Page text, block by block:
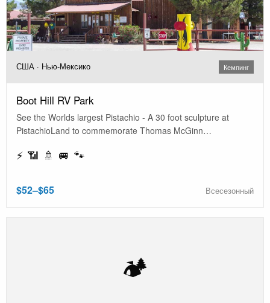
США · Нью-Мексико Кемпинг
Boot Hill RV Park
See the Worlds largest Pistachio - A 30 foot sculpture at
PistachioLand to commemorate Thomas McGinn…
⚡ 📶 🚿 🚐 🐾
$52–$65 Всесезонный
🏕️